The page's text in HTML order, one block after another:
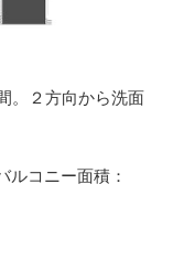
。２方向から洗面
コニー面積：